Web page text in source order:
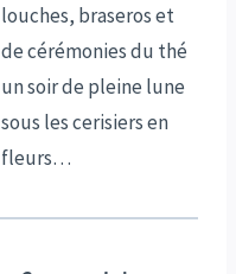
louches, braseros et
de cérémonies du thé
un soir de pleine lune
sous les cerisiers en
fleurs…